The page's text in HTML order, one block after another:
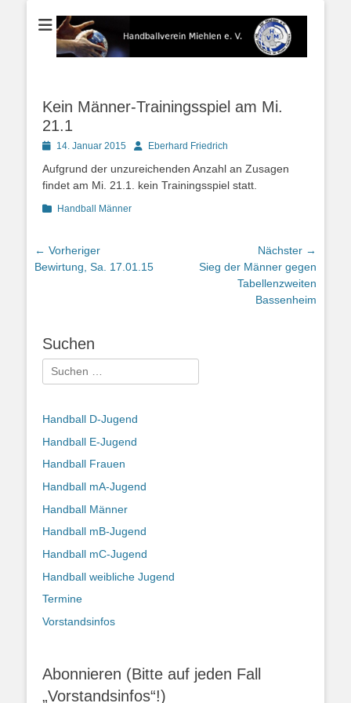
Handballverein
Miehlen e. V.
Der Handballverein im Blauen Ländchen
Kein Männer-Trainingsspiel am Mi.
21.1
Posted14. Januar 2015 AutorEberhard Friedrich
Aufgrund der unzureichenden Anzahl an Zusagen
findet am Mi. 21.1. kein Trainingsspiel statt.
Kategorien
Handball Männer
Beitragsnavigation
← Vorheriger
Vorheriger
Bewirtung, Sa. 17.01.15
Nächster →
NächsterSieg der Männer gegen
Tabellenzweiten
Bassenheim
Suchen
Suchen
nach:
Handball D-Jugend
Handball E-Jugend
Handball Frauen
Handball mA-Jugend
Handball Männer
Handball mB-Jugend
Handball mC-Jugend
Handball weibliche Jugend
Termine
Vorstandsinfos
Abonnieren (Bitte auf jeden Fall
„Vorstandsinfos“!)